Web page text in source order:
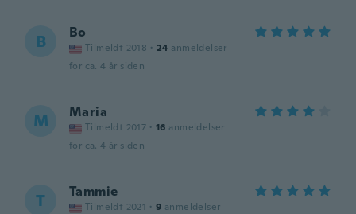
B Bo
Tilmeldt 2018 · 24 anmeldelser
for ca. 4 år siden
M Maria
Tilmeldt 2017 · 16 anmeldelser
for ca. 4 år siden
T Tammie
Tilmeldt 2021 · 9 anmeldelser